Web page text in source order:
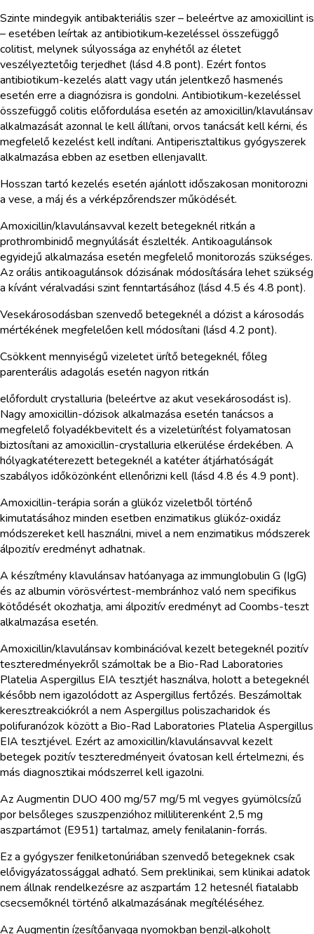
Szinte mindegyik antibakteriális szer – beleértve az amoxicillint is
– esetében leírtak az antibiotikum‑kezeléssel összefüggő
colitist, melynek súlyossága az enyhétől az életet
veszélyeztetőig terjedhet (lásd 4.8 pont). Ezért fontos
antibiotikum-kezelés alatt vagy után jelentkező hasmenés
esetén erre a diagnózisra is gondolni. Antibiotikum-kezeléssel
összefüggő colitis előfordulása esetén az amoxicillin/klavulánsav
alkalmazását azonnal le kell állítani, orvos tanácsát kell kérni, és
megfelelő kezelést kell indítani. Antiperisztaltikus gyógyszerek
alkalmazása ebben az esetben ellenjavallt.
Hosszan tartó kezelés esetén ajánlott időszakosan monitorozni
a vese, a máj és a vérképzőrendszer működését.
Amoxicillin/klavulánsavval kezelt betegeknél ritkán a
prothrombinidő megnyúlását észlelték. Antikoagulánsok
egyidejű alkalmazása esetén megfelelő monitorozás szükséges.
Az orális antikoagulánsok dózisának módosítására lehet szükség
a kívánt véralvadási szint fenntartásához (lásd 4.5 és 4.8 pont).
Vesekárosodásban szenvedő betegeknél a dózist a károsodás
mértékének megfelelően kell módosítani (lásd 4.2 pont).
Csökkent mennyiségű vizeletet ürítő betegeknél, főleg
parenterális adagolás esetén nagyon ritkán
előfordult crystalluria (beleértve az akut vesekárosodást is).
Nagy amoxicillin-dózisok alkalmazása esetén tanácsos a
megfelelő folyadékbevitelt és a vizeletürítést folyamatosan
biztosítani az amoxicillin-crystalluria elkerülése érdekében. A
hólyagkatéterezett betegeknél a katéter átjárhatóságát
szabályos időközönként ellenőrizni kell (lásd 4.8 és 4.9 pont).
Amoxicillin-terápia során a glükóz vizeletből történő
kimutatásához minden esetben enzimatikus glükóz-oxidáz
módszereket kell használni, mivel a nem enzimatikus módszerek
álpozitív eredményt adhatnak.
A készítmény klavulánsav hatóanyaga az immunglobulin G (IgG)
és az albumin vörösvértest-membránhoz való nem specifikus
kötődését okozhatja, ami álpozitív eredményt ad Coombs-teszt
alkalmazása esetén.
Amoxicillin/klavulánsav kombinációval kezelt betegeknél pozitív
teszteredményekről számoltak be a Bio-Rad Laboratories
Platelia Aspergillus EIA tesztjét használva, holott a betegeknél
később nem igazolódott az Aspergillus fertőzés. Beszámoltak
keresztreakciókról a nem Aspergillus poliszacharidok és
polifuranózok között a Bio-Rad Laboratories Platelia Aspergillus
EIA tesztjével. Ezért az amoxicillin/klavulánsavval kezelt
betegek pozitív teszteredményeit óvatosan kell értelmezni, és
más diagnosztikai módszerrel kell igazolni.
Az Augmentin DUO 400 mg/57 mg/5 ml vegyes gyümölcsízű
por belsőleges szuszpenzióhoz milliliterenként 2,5 mg
aszpartámot (E951) tartalmaz, amely fenilalanin-forrás.
Ez a gyógyszer fenilketonúriában szenvedő betegeknek csak
elővigyázatossággal adható. Sem preklinikai, sem klinikai adatok
nem állnak rendelkezésre az aszpartám 12 hetesnél fiatalabb
csecsemőknél történő alkalmazásának megítéléséhez.
Az Augmentin ízesítőanyaga nyomokban benzil‑alkoholt